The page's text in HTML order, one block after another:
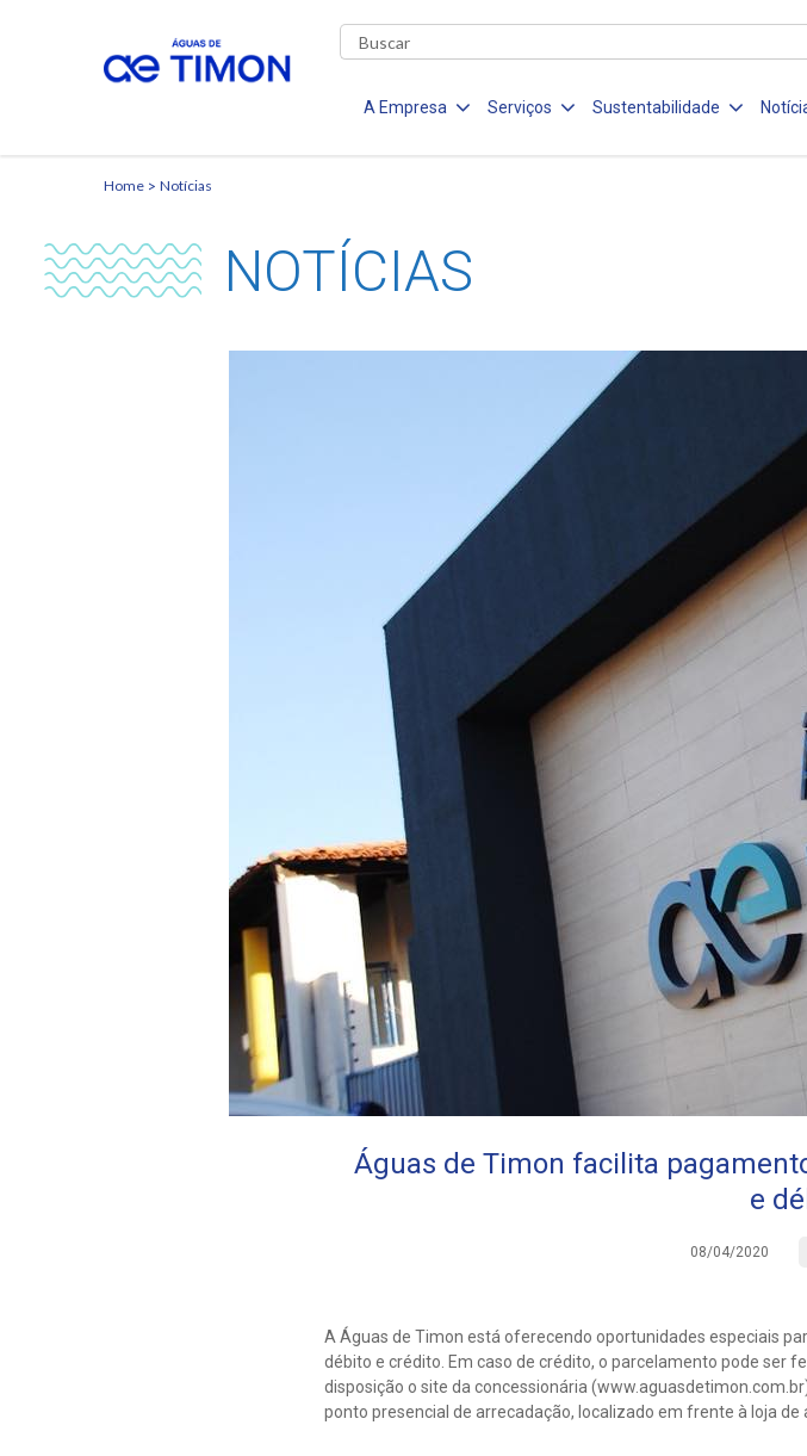
A Empresa Serviços Sustentabilidade
Home Notícias
NOTÍCIAS
Águas de Timon facilita
e
08/04/2020
A Águas de Timon está oferecendo oportunidades especiais
débito e crédito. Em caso de crédito, o parcelamento pode ser
disposição o site da concessionária
ponto presencial de arrecadação, localizado em frente à loja de